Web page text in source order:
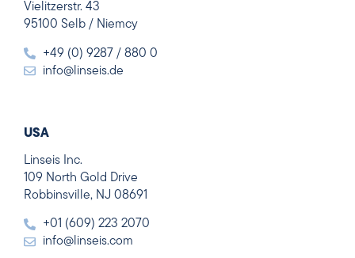
Vielitzerstr. 43
95100 Selb / Niemcy
+49 (0) 9287 / 880 0
info@linseis.de
USA
Linseis Inc.
109 North Gold Drive
Robbinsville, NJ 08691
+01 (609) 223 2070
info@linseis.com